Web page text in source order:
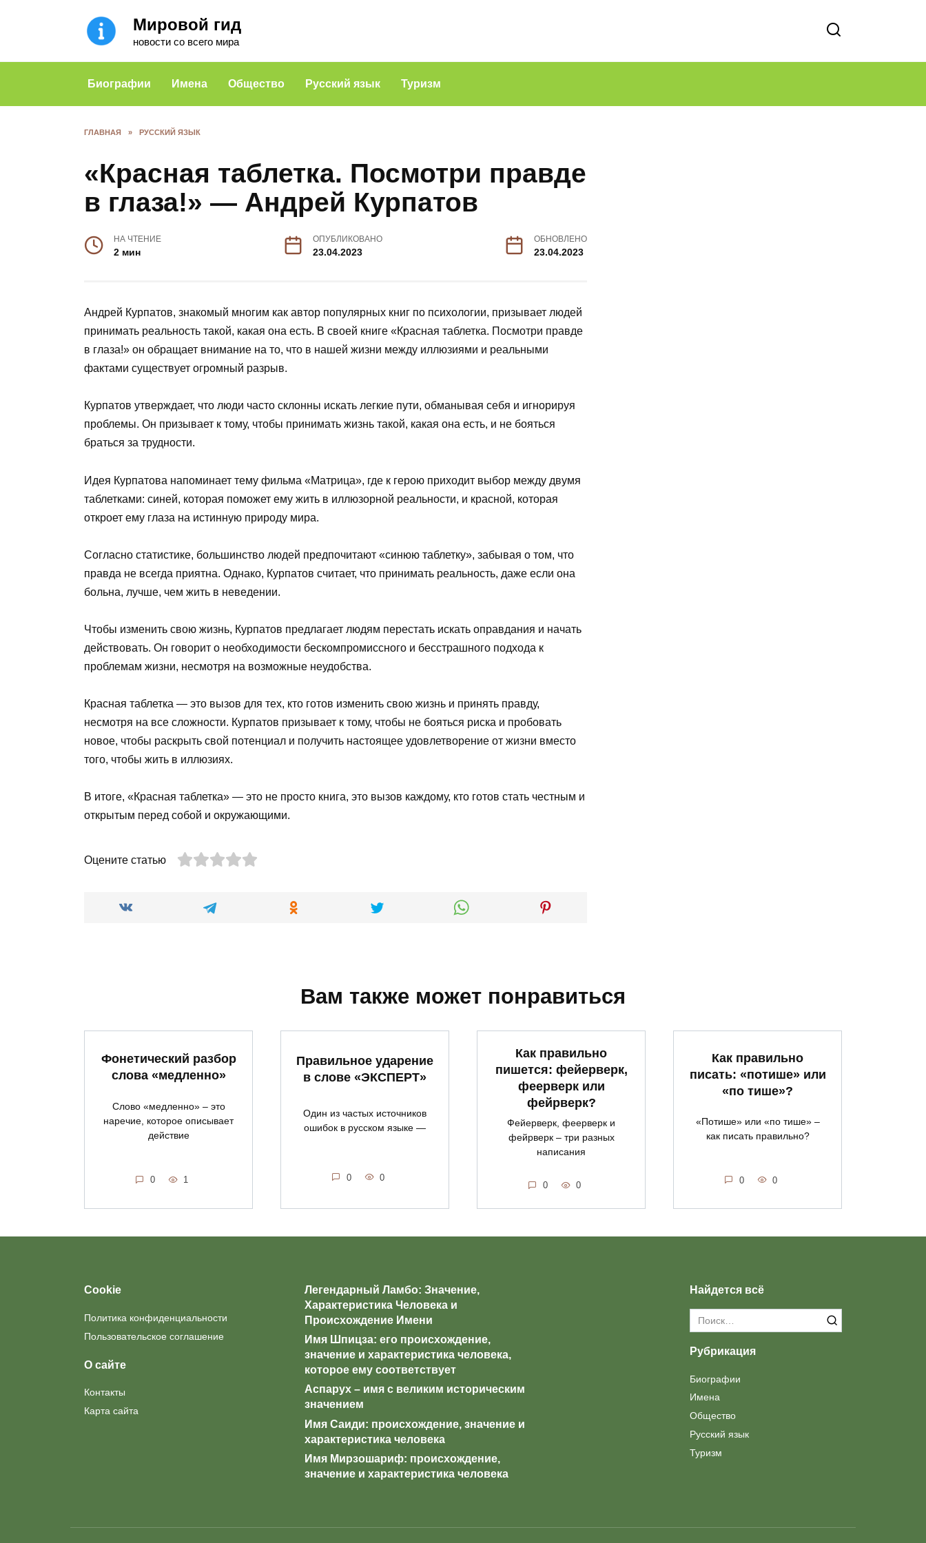
Мировой гид
новости со всего мира
Биографии Имена Общество Русский язык Туризм
ГЛАВНАЯ » РУССКИЙ ЯЗЫК
«Красная таблетка. Посмотри правде
в глаза!» — Андрей Курпатов
НА ЧТЕНИЕ
2 мин
ОПУБЛИКОВАНО
23.04.2023
ОБНОВЛЕНО
23.04.2023
Андрей Курпатов, знакомый многим как автор популярных книг по психологии, призывает людей
принимать реальность такой, какая она есть. В своей книге «Красная таблетка. Посмотри правде
в глаза!» он обращает внимание на то, что в нашей жизни между иллюзиями и реальными
фактами существует огромный разрыв.
Курпатов утверждает, что люди часто склонны искать легкие пути, обманывая себя и игнорируя
проблемы. Он призывает к тому, чтобы принимать жизнь такой, какая она есть, и не бояться
браться за трудности.
Идея Курпатова напоминает тему фильма «Матрица», где к герою приходит выбор между двумя
таблетками: синей, которая поможет ему жить в иллюзорной реальности, и красной, которая
откроет ему глаза на истинную природу мира.
Согласно статистике, большинство людей предпочитают «синюю таблетку», забывая о том, что
правда не всегда приятна. Однако, Курпатов считает, что принимать реальность, даже если она
больна, лучше, чем жить в неведении.
Чтобы изменить свою жизнь, Курпатов предлагает людям перестать искать оправдания и начать
действовать. Он говорит о необходимости бескомпромиссного и бесстрашного подхода к
проблемам жизни, несмотря на возможные неудобства.
Красная таблетка — это вызов для тех, кто готов изменить свою жизнь и принять правду,
несмотря на все сложности. Курпатов призывает к тому, чтобы не бояться риска и пробовать
новое, чтобы раскрыть свой потенциал и получить настоящее удовлетворение от жизни вместо
того, чтобы жить в иллюзиях.
В итоге, «Красная таблетка» — это не просто книга, это вызов каждому, кто готов стать честным и
открытым перед собой и окружающими.
Оцените статью
Вам также может понравиться
Фонетический разбор
слова «медленно»
Слово «медленно» – это
наречие, которое описывает
действие
0 1
Правильное ударение
в слове «ЭКСПЕРТ»
Один из частых источников
ошибок в русском языке —
0 0
Как правильно
пишется: фейерверк,
феерверк или
фейрверк?
Фейерверк, феерверк и
фейрверк – три разных
написания
0 0
Как правильно
писать: «потише» или
«по тише»?
«Потише» или «по тише» –
как писать правильно?
0 0
Cookie
Политика конфиденциальности
Пользовательское соглашение
О сайте
Контакты
Карта сайта
Легендарный Ламбо: Значение,
Характеристика Человека и
Происхождение Имени
Имя Шпицза: его происхождение,
значение и характеристика человека,
которое ему соответствует
Аспарух – имя с великим историческим
значением
Имя Саиди: происхождение, значение и
характеристика человека
Имя Мирзошариф: происхождение,
значение и характеристика человека
Найдется всё
Search
for:
Рубрикация
Биографии
Имена
Общество
Русский язык
Туризм